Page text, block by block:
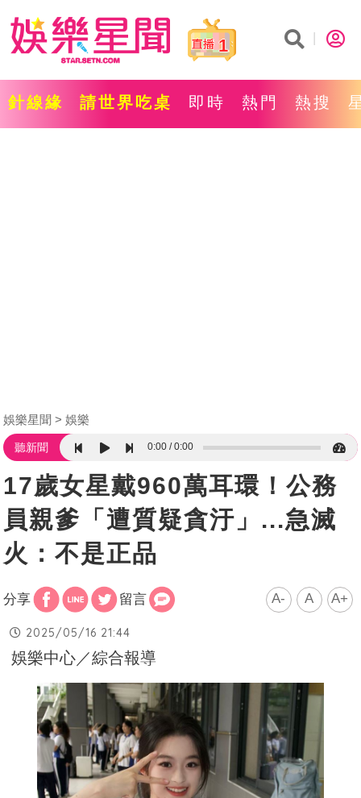
1
針線緣 請世界吃桌 即時 熱門 熱搜
娛樂星聞 娛樂
聽新聞 0:00 0:00
17歲女星戴960萬耳環！公務
員親爹「遭質疑貪汙」...急滅
火：不是正品
分享 留言 A- A A+
2025/05/16 21:44
娛樂中心／綜合報導